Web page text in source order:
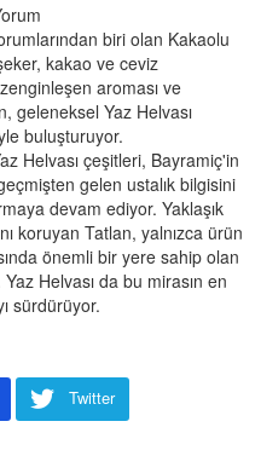
biri olan Kakaolu
kakao ve ceviz
aroması ve
geleneksel Yaz Helvası
buluşturuyor.
Helvası çeşitleri, Bayramiç'in
gelen ustalık bilgisini
devam ediyor. Yaklaşık
koruyan Tatlan, yalnızca ürün
önemli bir yere sahip olan
Helvası da bu mirasın en
sürdürüyor.
Twitter